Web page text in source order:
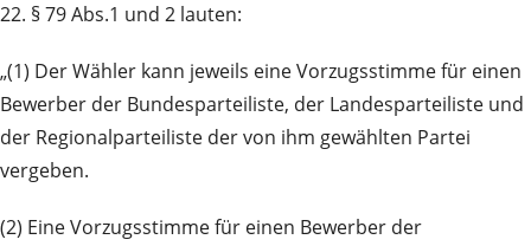
22. § 79 Abs.1 und 2 lauten:
„(1) Der Wähler kann jeweils eine Vorzugsstimme für einen
Bewerber der Bundesparteiliste, der Landesparteiliste und
der Regionalparteiliste der von ihm gewählten Partei
vergeben.
(2) Eine Vorzugsstimme für einen Bewerber der